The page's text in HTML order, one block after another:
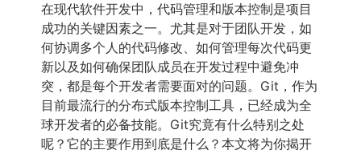
在现代软件开发中，代码管理和版本控制是项目
成功的关键因素之一。尤其是对于团队开发，如
何协调多个人的代码修改、如何管理每次代码更
新以及如何确保团队成员在开发过程中避免冲
突，都是每个开发者需要面对的问题。Git，作为
目前最流行的分布式版本控制工具，已经成为全
球开发者的必备技能。Git究竟有什么特别之处
呢？它的主要作用到底是什么？本文将为你揭开